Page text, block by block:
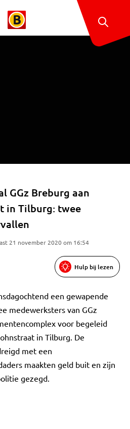
GGz Breburg aan
in Tilburg: twee
21 november 2020 om 16:54
Hulp bij lezen
een gewapende
medewerksters van GGz
voor begeleid
in Tilburg. De
met een
maakten geld buit en zijn
gezegd.